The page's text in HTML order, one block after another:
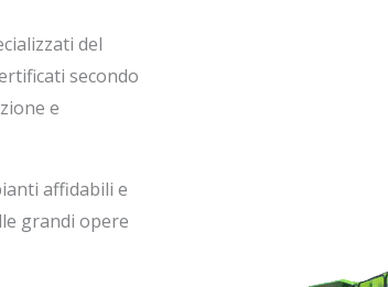
del
secondo
e
affidabili e
grandi opere